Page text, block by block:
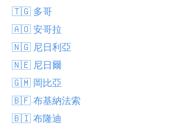
🇹🇬 多哥
🇦🇴 安哥拉
🇳🇬 尼日利亞
🇳🇪 尼日爾
🇬🇲 岡比亞
🇧🇫 布基納法索
🇧🇮 布隆迪